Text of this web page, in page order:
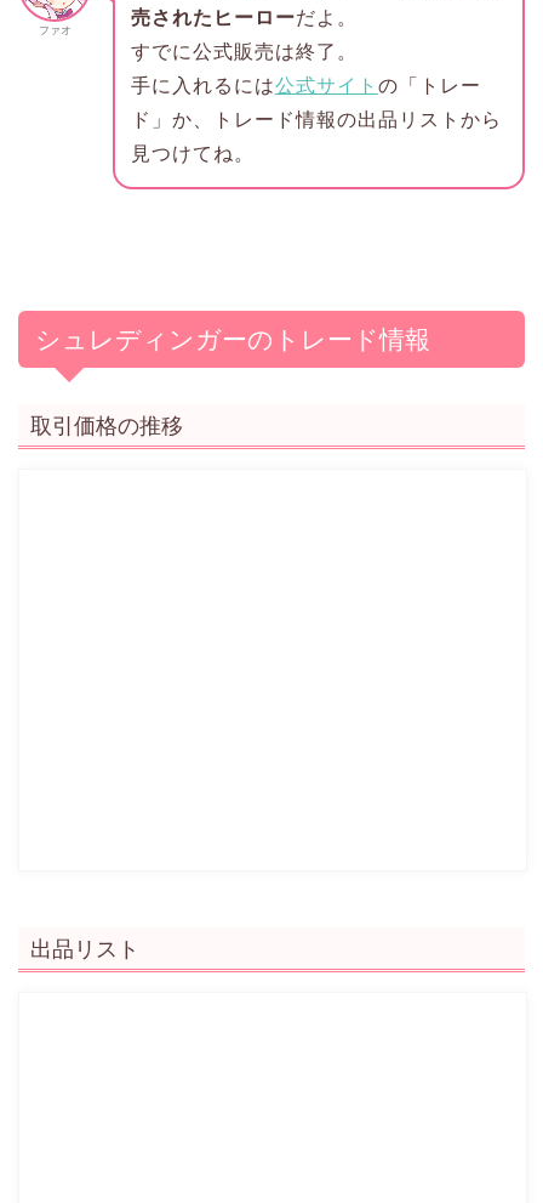
ファオ
売されたヒーローだよ。
すでに公式販売は終了。
手に入れるには公式サイト の「トレー
ド」か、トレード情報の出品リストから
見つけてね。
シュレディンガーのトレード情報
取引価格の推移
出品リスト